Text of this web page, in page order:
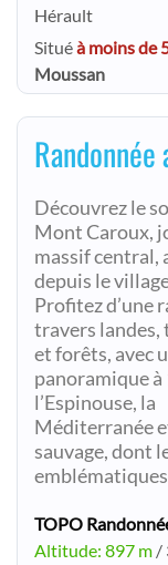
Hérault
Situéà moins de
Moussan
Découvrez le
Mont Caroux,
massif central,
depuis le
Profitez d’une
travers landes,
et forêts, avec
panoramique à
l’Espinouse, la
Méditerranée
sauvage, dont
TOPO
Altitude: 897 m /